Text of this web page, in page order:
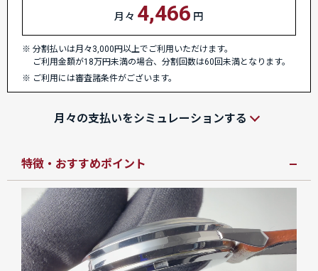
月々 4,466 円
分割払いは月々3,000円以上でご利用いただけます。
ご利用金額が18万円未満の場合、分割回数は60回未満となります。
ご利用には審査諸条件がございます。
月々の支払いをシミュレーションする
特徴・おすすめポイント